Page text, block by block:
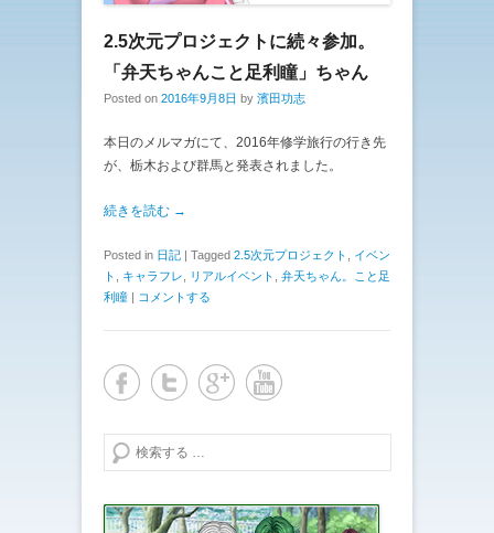
2.5次元プロジェクトに続々参加。
「弁天ちゃんこと足利瞳」ちゃん
Posted on 2016年9月8日 by 濱田功志
本日のメルマガにて、2016年修学旅行の行き先
が、栃木および群馬と発表されました。
続きを読む →
Posted in 日記 | Tagged 2.5次元プロジェクト
イベン
ト
キャラフレ リアルイベント
弁天ちゃん。こと足
利瞳 | コメントする
検索する